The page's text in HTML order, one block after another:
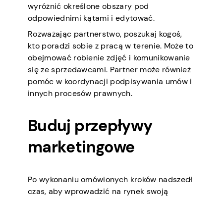
wyróżnić określone obszary pod
odpowiednimi kątami i edytować.
Rozważając partnerstwo, poszukaj kogoś,
kto poradzi sobie z pracą w terenie. Może to
obejmować robienie zdjęć i komunikowanie
się ze sprzedawcami. Partner może również
pomóc w koordynacji podpisywania umów i
innych procesów prawnych.
Buduj przepływy
marketingowe
Po wykonaniu omówionych kroków nadszedł
czas, aby wprowadzić na rynek swoją